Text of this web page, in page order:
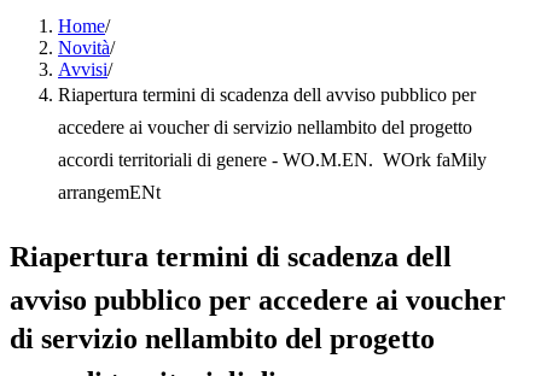
Home/
Novità/
Avvisi/
Riapertura termini di scadenza dell avviso pubblico per
accedere ai voucher di servizio nellambito del progetto
accordi territoriali di genere - WO.M.EN.  WOrk faMily
arrangemENt
Riapertura termini di scadenza dell
avviso pubblico per accedere ai voucher
di servizio nellambito del progetto